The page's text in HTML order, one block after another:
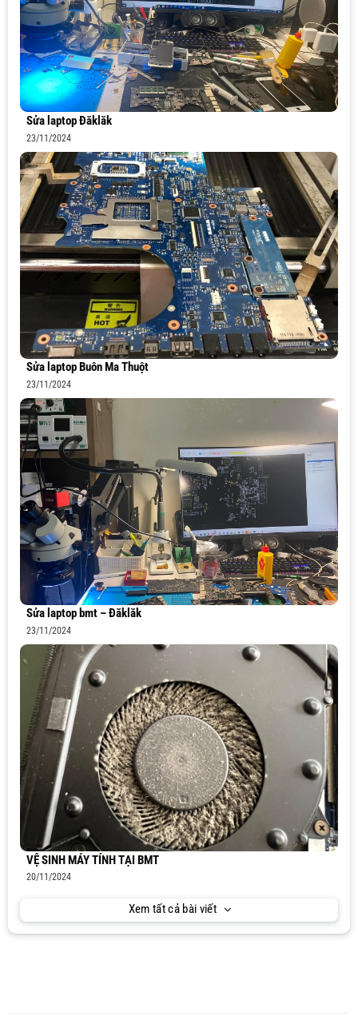
Sửa laptop Đăklăk
23/11/2024
Sửa laptop Buôn Ma Thuột
23/11/2024
Sửa laptop bmt – Đăklăk
23/11/2024
VỆ SINH MÁY TÍNH TẠI BMT
20/11/2024
Xem tất cả bài viết